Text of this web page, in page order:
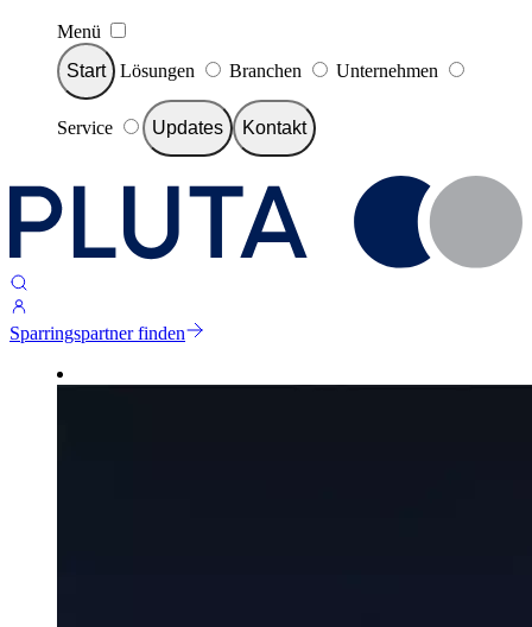
Menü
Start
Lösungen Branchen Unternehmen
Service Updates Kontakt
Sparringspartner finden